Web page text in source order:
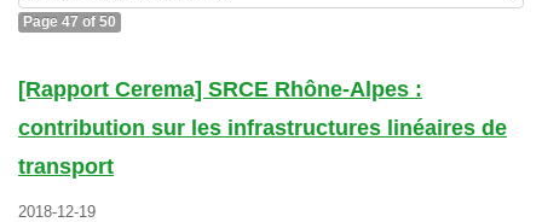
Page 47 of 50
[Rapport Cerema] SRCE Rhône-Alpes :
contribution sur les infrastructures linéaires de
transport
2018-12-19